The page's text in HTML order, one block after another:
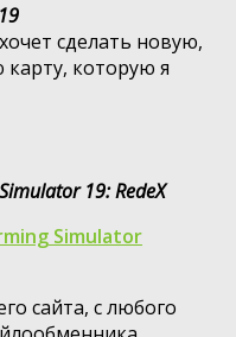
сделать новую,
которую я
19: RedeX
Simulator
сайта, с любого